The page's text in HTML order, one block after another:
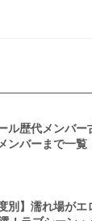
ル歴代メンバー
ンバーまで一覧
別】濡れ場がエ